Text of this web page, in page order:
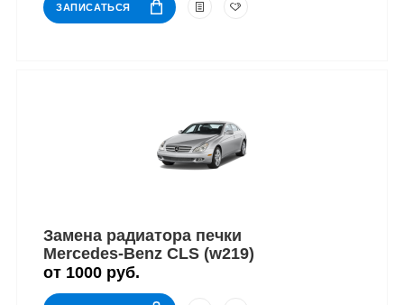
ЗАПИСАТЬСЯ
Замена радиатора печки
Mercedes-Benz CLS (w219)
от 1000 руб.